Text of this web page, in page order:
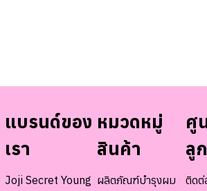
แบรนด์ของ
เรา
Joji Secret Young
หมวดหมู่
สินค้า
ผลิตภัณฑ์บำรุงผม
ศู
ลู
ติดต่